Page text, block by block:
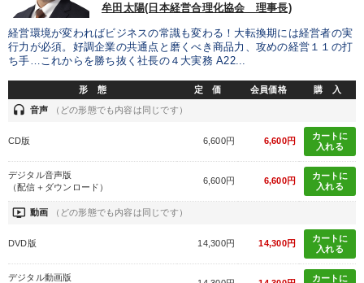
牟田太陽(日本経営合理化協会 理事長)
経営環境が変わればビジネスの常識も変わる！大転換期には経営者の実
行力が必須。好調企業の共通点と磨くべき商品力、攻めの経営１１の打
ち手…これからを勝ち抜く社長の４大実務 A22...
形 態 定 価 会員価格 購 入
headset 音声 （どの形態でも内容は同じです）
CD版 6,600円 6,600円
カートに
入れる
デジタル音声版
（配信＋ダウンロード）
6,600円 6,600円
カートに
入れる
ondemand_video 動画 （どの形態でも内容は同じです）
DVD版 14,300円 14,300円
カートに
入れる
デジタル動画版 カートに